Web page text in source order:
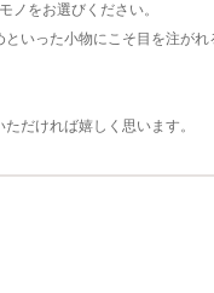
ノをお選びください。
いった小物にこそ目を注がれ
だければ嬉しく思います。